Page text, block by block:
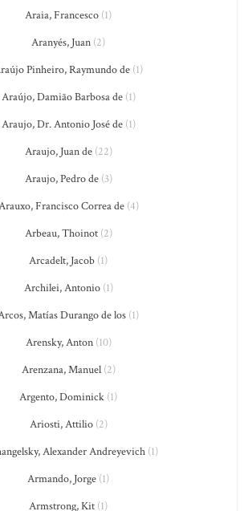
Araia, Francesco (1)
Aranyés, Juan (2)
Pinheiro, Raymundo de (1)
Araújo, Damião Barbosa de(1)
Araujo, Dr. Antonio José de(1)
Araujo, Juan de(22)
Araujo, Pedro de(3)
Francisco Correa de(4)
Arbeau, Thoinot(2)
Arcadelt, Jacob (1)
Archilei, Antonio(1)
Matías Durango de los (1)
Arensky, Anton(10)
Arenzana, Manuel(2)
Argento, Dominick (1)
Ariosti, Attilio(2)
Alexander Andreyevich(1)
Armando, Jorge (1)
Armstrong, Kit (1)